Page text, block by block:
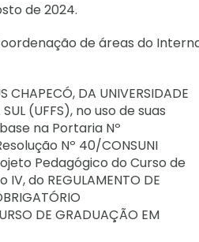
de 2024.
de áreas do
CHAPECÓ, DA UNIVERSIDADE
SUL (UFFS), no uso de suas
na Portaria Nº
Nº 40/CONSUNI
Pedagógico do Curso de
do REGULAMENTO DE
DE GRADUAÇÃO EM